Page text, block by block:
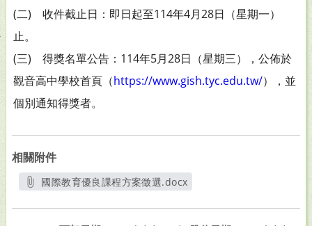
(二) 收件截止日：即日起至114年4月28日（星期一）
止。
(三) 得獎名單公告：114年5月28日（星期三），公佈於
觀音高中學校首頁（https://www.gish.tyc.edu.tw/），並
個別通知得獎者。
相關附件
國際教育優良課程方案徵選.docx